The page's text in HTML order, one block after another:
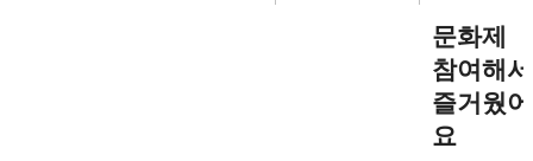
문화제
참여해서
즐거웠어
요